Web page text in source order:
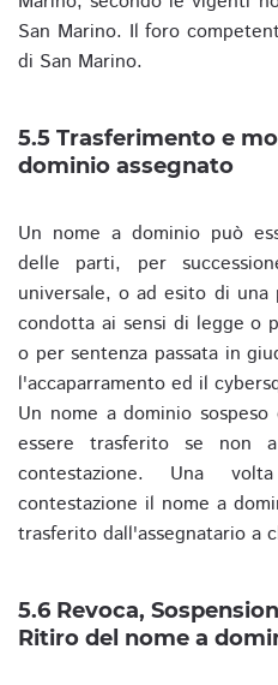
San Marino. Il foro
di San Marino.
5.5 Trasferimento e
dominio assegnato
Un nome a dominio può
delle parti, per
universale, o ad esito di una
condotta ai sensi di legge o
o per sentenza passata in
l'accaparramento ed il
Un nome a dominio
essere trasferito se non
contestazione. Una
contestazione il nome a
trasferito dall'assegnatario a
5.6 Revoca,
Ritiro del nome a